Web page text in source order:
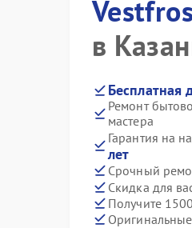
в
Бесплатная
Ремонт
мастера
Гарантия на
лет
Срочный
Скидка для
Получите